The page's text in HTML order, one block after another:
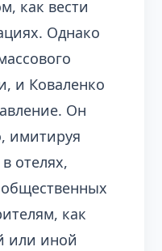
как вести
Однако
и Коваленко
Он
имитируя
отелях,
как
или иной